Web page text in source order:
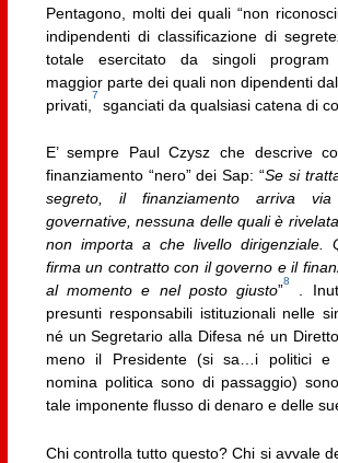
Pentagono, molti dei quali “non
indipendenti di classificazione di
totale esercitato da singoli program
maggior parte dei quali non dipendenti
privati,
7
sganciati da qualsiasi catena di
E’ sempre Paul Czysz che descrive
finanziamento “nero” dei Sap: “Se si
segreto, il finanziamento arriva
governative, nessuna delle quali è
non importa a che livello dirigenziale.
firma un contratto con il governo e il
al momento e nel posto giusto”
8
.
presunti responsabili istituzionali nelle
né un Segretario alla Difesa né un
meno il Presidente (si sa…i politici e
nomina politica sono di passaggio)
tale imponente flusso di denaro e delle
Chi controlla tutto questo? Chi si avvale